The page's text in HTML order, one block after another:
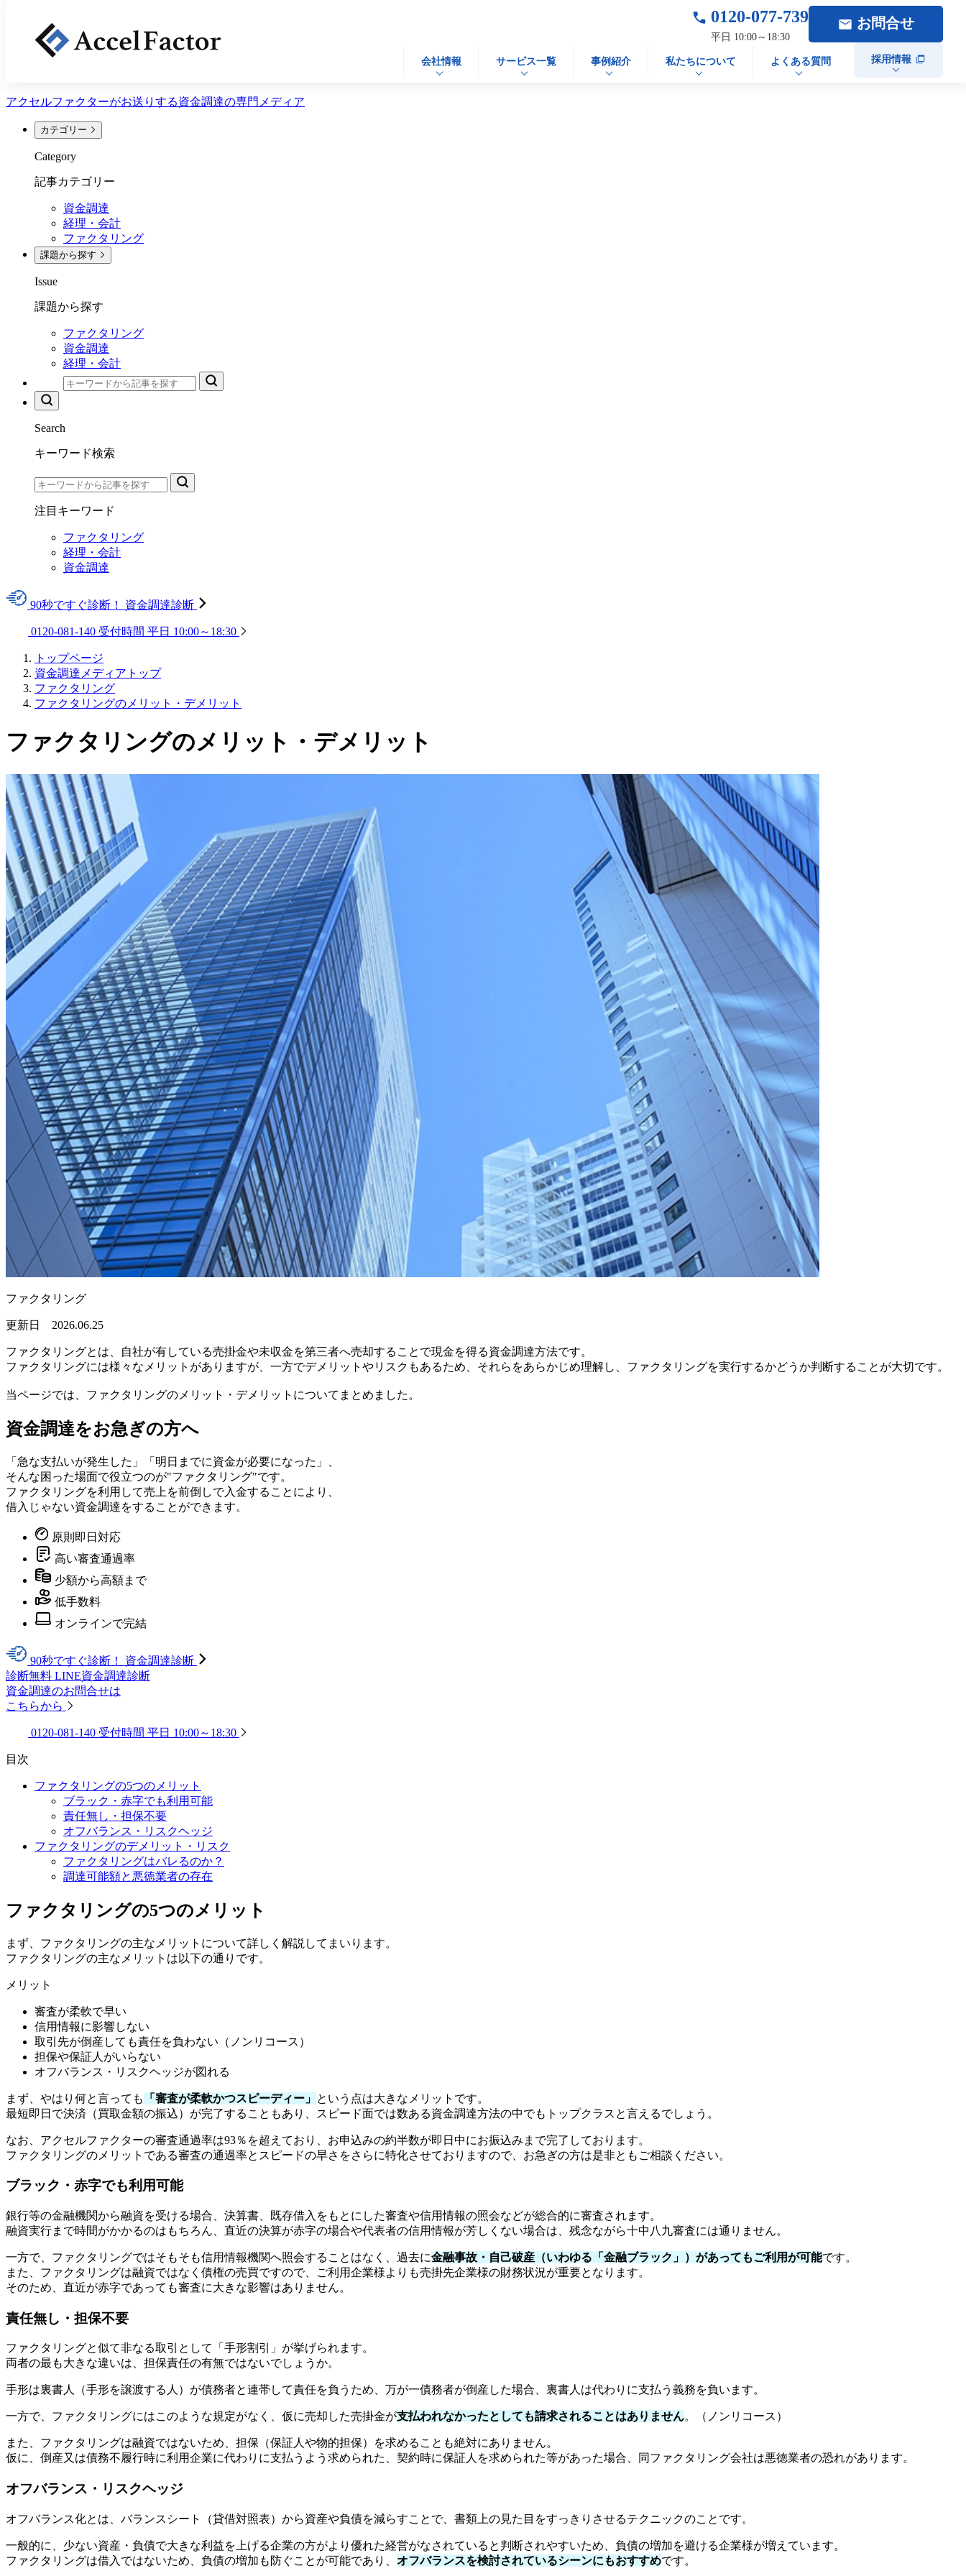
0120-077-739
平日 10:00～18:30
お問合せ
会社情報 サービス一覧 事例紹介 私たちについて よくある質問 採用情報
ファクタリング
経理・会計
アクセルファクターがお送りする資金調達の専門メディア
カテゴリー
Category
記事カテゴリー
資金調達
経理・会計
ファクタリング
課題から探す
Issue
課題から探す
ファクタリング
資金調達
経理・会計
Search
キーワード検索
注目キーワード
ファクタリング
経理・会計
資金調達
90秒ですぐ診断！ 資金調達診断
0120-081-140 受付時間 平日 10:00～18:30
トップページ
資金調達メディアトップ
ファクタリング
ファクタリングのメリット・デメリット
ファクタリングのメリット・デメリット
ファクタリング
更新日 2026.06.25
ファクタリングとは、自社が有している売掛金や未収金を第三者へ売却することで現金を得る資金調達方法です。
ファクタリングには様々なメリットがありますが、一方でデメリットやリスクもあるため、それらをあらかじめ理解し、ファクタリングを実行するかどうか判断することが大切です。
当ページでは、ファクタリングのメリット・デメリットについてまとめました。
資金調達をお急ぎの方へ
「急な支払いが発生した」「明日までに資金が必要になった」、
そんな困った場面で役立つのが"ファクタリング"です。
ファクタリングを利用して売上を前倒しで入金することにより、
借入じゃない資金調達をすることができます。
原則即日対応
高い審査通過率
少額から高額まで
低手数料
オンラインで完結
90秒ですぐ診断！
資金調達診断
診断無料 LINE資金調達診断
資金調達のお問合せは
こちらから
0120-081-140 受付時間 平日 10:00～18:30
目次
ファクタリングの5つのメリット
ブラック・赤字でも利用可能
責任無し・担保不要
オフバランス・リスクヘッジ
ファクタリングのデメリット・リスク
ファクタリングはバレるのか？
調達可能額と悪徳業者の存在
ファクタリングの5つのメリット
まず、ファクタリングの主なメリットについて詳しく解説してまいります。
ファクタリングの主なメリットは以下の通りです。
メリット
審査が柔軟で早い
信用情報に影響しない
取引先が倒産しても責任を負わない（ノンリコース）
担保や保証人がいらない
オフバランス・リスクヘッジが図れる
まず、やはり何と言っても 「審査が柔軟かつスピーディー」 という点は大きなメリットです。
最短即日で決済（買取金額の振込）が完了することもあり、スピード面では数ある資金調達方法の中でもトップクラスと言えるでしょう。
なお、アクセルファクターの審査通過率は93％を超えており、お申込みの約半数が即日中にお振込みまで完了しております。
ファクタリングのメリットである審査の通過率とスピードの早さをさらに特化させておりますので、お急ぎの方は是非ともご相談ください。
ブラック・赤字でも利用可能
銀行等の金融機関から融資を受ける場合、決算書、既存借入をもとにした審査や信用情報の照会などが総合的に審査されます。
融資実行まで時間がかかるのはもちろん、直近の決算が赤字の場合や代表者の信用情報が芳しくない場合は、残念ながら十中八九審査には通りません。
一方で、ファクタリングではそもそも信用情報機関へ照会することはなく、過去に金融事故・自己破産（いわゆる「金融ブラック」）があってもご利用が可能です。
また、ファクタリングは融資ではなく債権の売買ですので、ご利用企業様よりも売掛先企業様の財務状況が重要となります。
そのため、直近が赤字であっても審査に大きな影響はありません。
責任無し・担保不要
ファクタリングと似て非なる取引として「手形割引」が挙げられます。
両者の最も大きな違いは、担保責任の有無ではないでしょうか。
手形は裏書人（手形を譲渡する人）が債務者と連帯して責任を負うため、万が一債務者が倒産した場合、裏書人は代わりに支払う義務を負います。
一方で、ファクタリングにはこのような規定がなく、仮に売却した売掛金が支払われなかったとしても請求されることはありません。（ノンリコース）
また、ファクタリングは融資ではないため、担保（保証人や物的担保）を求めることも絶対にありません。
仮に、倒産又は債務不履行時に利用企業に代わりに支払うよう求められた、契約時に保証人を求められた等があった場合、同ファクタリング会社は悪徳業者の恐れがあります。
オフバランス・リスクヘッジ
オフバランス化とは、バランスシート（貸借対照表）から資産や負債を減らすことで、書類上の見た目をすっきりさせるテクニックのことです。
一般的に、少ない資産・負債で大きな利益を上げる企業の方がより優れた経営がなされていると判断されやすいため、負債の増加を避ける企業様が増えています。
ファクタリングは借入ではないため、負債の増加も防ぐことが可能であり、 オフバランスを検討されているシーンにもおすすめです。